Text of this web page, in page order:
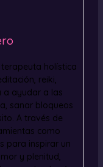
holística
reiki,
a ayudar a las
sanar bloqueos
A través de
como
para inspirar un
y plenitud,